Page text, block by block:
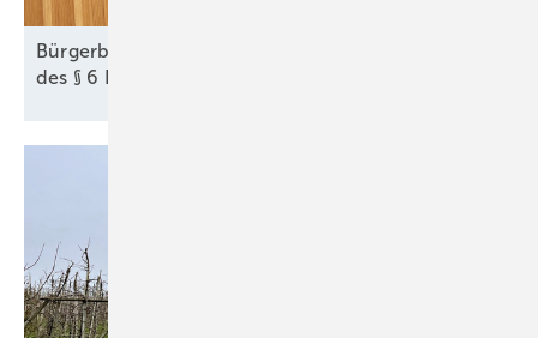
Bürgerbeteiligung bei Wind und Solar: Die Tücken
des § 6